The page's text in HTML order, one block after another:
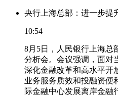
央行上海总部：进一步提
10:54
8月5日，人民银行上海总
分析会。会议强调，面对
深化金融改革和高水平开
业务服务质效和投融资便
际金融中心发展离岸金融